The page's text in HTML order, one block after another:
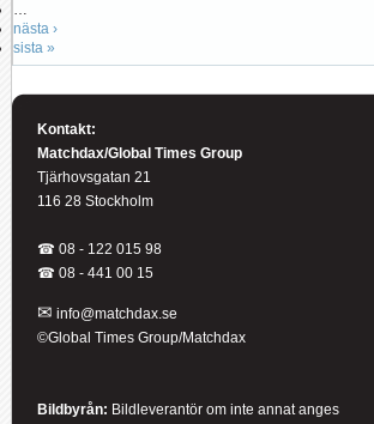
nästa ›
sista »
Kontakt:
Matchdax/Global Times Group
Tjärhovsgatan 21
116 28 Stockholm
☎ 08 - 122 015 98
☎ 08 - 441 00 15
✉ info@matchdax.se
©Global Times Group/Matchdax
Bildbyrån: Bildleverantör om inte annat anges